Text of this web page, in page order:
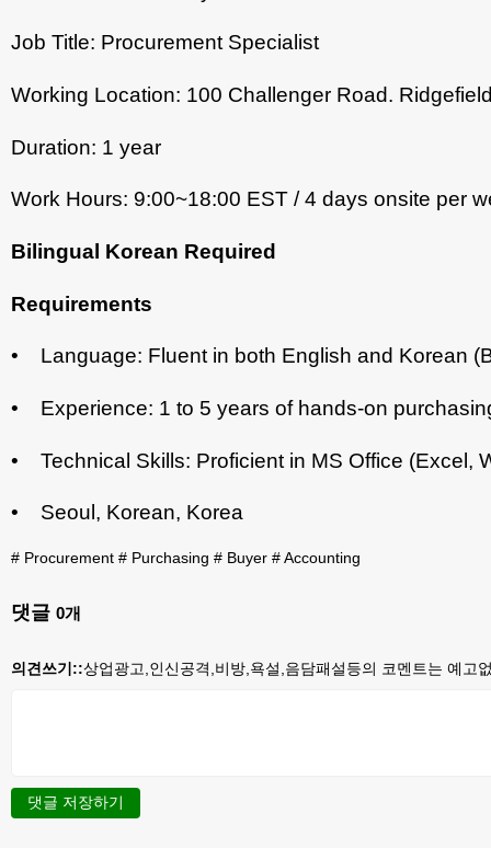
Job Title: Procurement Specialist
Working Location: 100 Challenger Road.
Duration: 1 year
Work Hours: 9:00~18:00 EST / 4 days onsite per
Bilingual Korean Required
Requirements
• Language: Fluent in both English and Korean
• Experience: 1 to 5 years of hands-on
• Technical Skills: Proficient in MS Office (Excel,
• Seoul, Korean, Korea
# Procurement # Purchasing # Buyer #Accounting
댓글 0개
의견쓰기::상업광고,인신공격,비방,욕설,음담패설등의 코멘트는 예고
댓글 저장하기